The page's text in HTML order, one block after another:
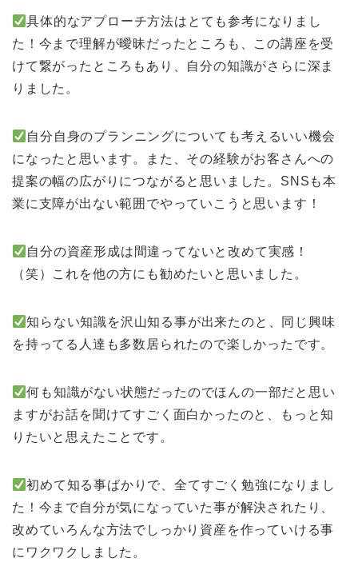
具体的なアプローチ方法はとても参考になりまし
た！今まで理解が曖昧だったところも、この講座を受
けて繋がったところもあり、自分の知識がさらに深ま
りました。
自分自身のプランニングについても考えるいい機会
になったと思います。また、その経験がお客さんへの
提案の幅の広がりにつながると思いました。SNSも本
業に支障が出ない範囲でやっていこうと思います！
自分の資産形成は間違ってないと改めて実感！
（笑）これを他の方にも勧めたいと思いました。
知らない知識を沢山知る事が出来たのと、同じ興味
を持ってる人達も多数居られたので楽しかったです。
何も知識がない状態だったのでほんの一部だと思い
ますがお話を聞けてすごく面白かったのと、もっと知
りたいと思えたことです。
初めて知る事ばかりで、全てすごく勉強になりまし
た！今まで自分が気になっていた事が解決されたり、
改めていろんな方法でしっかり資産を作っていける事
にワクワクしました。